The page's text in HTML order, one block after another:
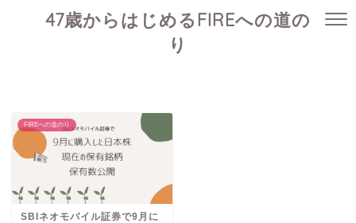
47歳からはじめるFIREへの道の
り
FIREへの道のり
SBIネオモバイル証券で9月に